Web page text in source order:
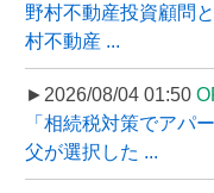
野村不動産投資顧問
村不動産 ...
►2026/08/04 01:50
「相続税対策でアパ
父が選択した ...